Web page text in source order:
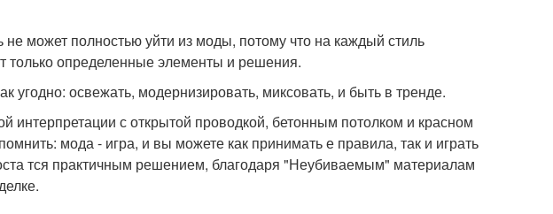
может полностью уйти из моды, потому что на каждый стиль
только определенные элементы и решения.
угодно: освежать, модернизировать, миксовать, и быть в тренде.
интерпретации с открытой проводкой, бетонным потолком и красном
мода - игра, и вы можете как принимать е правила, так и играть
тся практичным решением, благодаря "Неубиваемым" материалам